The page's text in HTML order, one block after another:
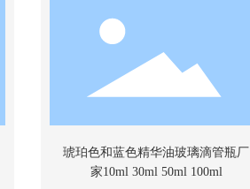
琥珀色和蓝色精华油玻璃滴管瓶厂
家10ml 30ml 50ml 100ml